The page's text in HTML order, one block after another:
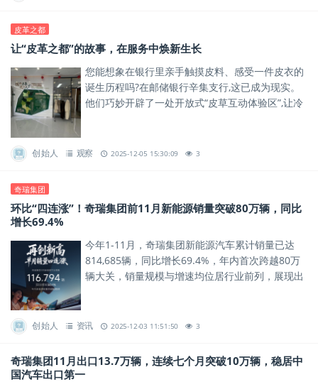
皮革之都
让“皮革之都”的故事，在服务中焕新生长
您能想象在银行里亲手触摸皮料、感受一件皮衣的
诞生历程吗?在邮储银行辛集支行,这已成为现实。
他们巧妙开辟了一处开放式“皮草互动体验区”,让冷
创始人 观察 2025-12-05 15:30:09 3
奇瑞集团
环比“四连涨”！奇瑞集团前11月新能源销量突破80万辆，同比
增长69.4%
今年1-11月，奇瑞集团新能源汽车累计销量已达
814,685辆，同比增长69.4%，年内首次跨越80万
辆大关，销量规模与增速均位居行业前列，展现出
创始人 资讯 2025-12-03 11:51:50 3
奇瑞集团11月出口13.7万辆，连续七个月突破10万辆，稳居中
国汽车出口第一